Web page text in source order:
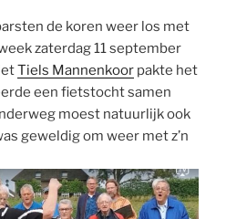
de koren weer los met
zaterdag 11 september
Tiels Mannenkoor pakte het
een fietstocht samen
moest natuurlijk ook
geweldig om weer met z’n